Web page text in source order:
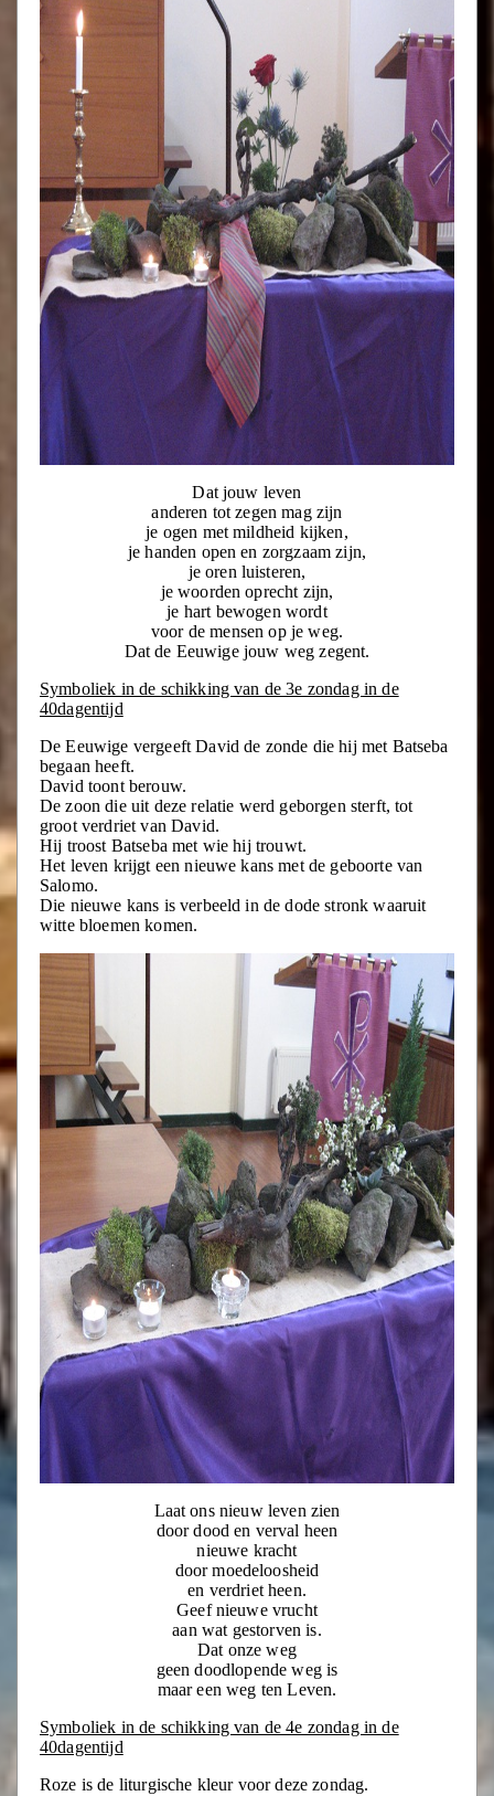
Dat jouw leven
anderen tot zegen mag zijn
je ogen met mildheid kijken,
je handen open en zorgzaam zijn,
je oren luisteren,
je woorden oprecht zijn,
je hart bewogen wordt
voor de mensen op je weg.
Dat de Eeuwige jouw weg zegent.
Symboliek in de schikking van de 3e zondag in de
40dagentijd
De Eeuwige vergeeft David de zonde die hij met Batseba
begaan heeft.
David toont berouw.
De zoon die uit deze relatie werd geborgen sterft, tot
groot verdriet van David.
Hij troost Batseba met wie hij trouwt.
Het leven krijgt een nieuwe kans met de geboorte van
Salomo.
Die nieuwe kans is verbeeld in de dode stronk waaruit
witte bloemen komen.
Laat ons nieuw leven zien
door dood en verval heen
nieuwe kracht
door moedeloosheid
en verdriet heen.
Geef nieuwe vrucht
aan wat gestorven is.
Dat onze weg
geen doodlopende weg is
maar een weg ten Leven.
Symboliek in de schikking van de 4e zondag in de
40dagentijd
Roze is de liturgische kleur voor deze zondag.